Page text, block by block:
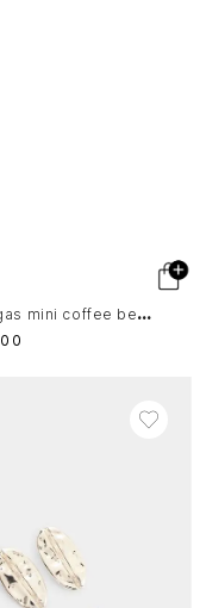
C
andongas mini coffee bean silver
00